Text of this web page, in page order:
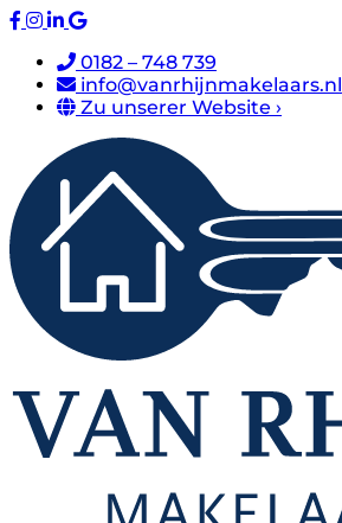
0182 – 748 739
info@vanrhijnmakelaars.nl
Zu unserer Website ›